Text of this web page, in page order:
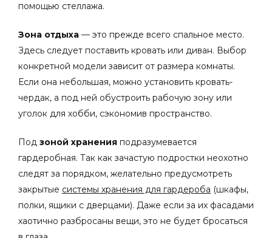
помощью стеллажа.
Зона отдыха — это прежде всего спальное место.
Здесь следует поставить кровать или диван. Выбор
конкретной модели зависит от размера комнаты.
Если она небольшая, можно установить кровать-
чердак, а под ней обустроить рабочую зону или
уголок для хобби, сэкономив пространство.
Под зоной хранения подразумевается
гардеробная. Так как зачастую подростки неохотно
следят за порядком, желательно предусмотреть
закрытые системы хранения для гардероба (шкафы,
полки, ящики с дверцами). Даже если за их фасадами
хаотично разбросаны вещи, это не будет бросаться